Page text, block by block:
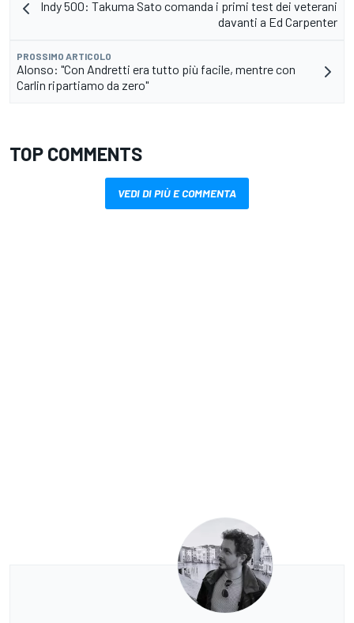
Indy 500: Takuma Sato comanda i primi test dei veterani
davanti a Ed Carpenter
PROSSIMO ARTICOLO
Alonso: "Con Andretti era tutto più facile, mentre con
Carlin ripartiamo da zero"
TOP COMMENTS
VEDI DI PIÙ E COMMENTA